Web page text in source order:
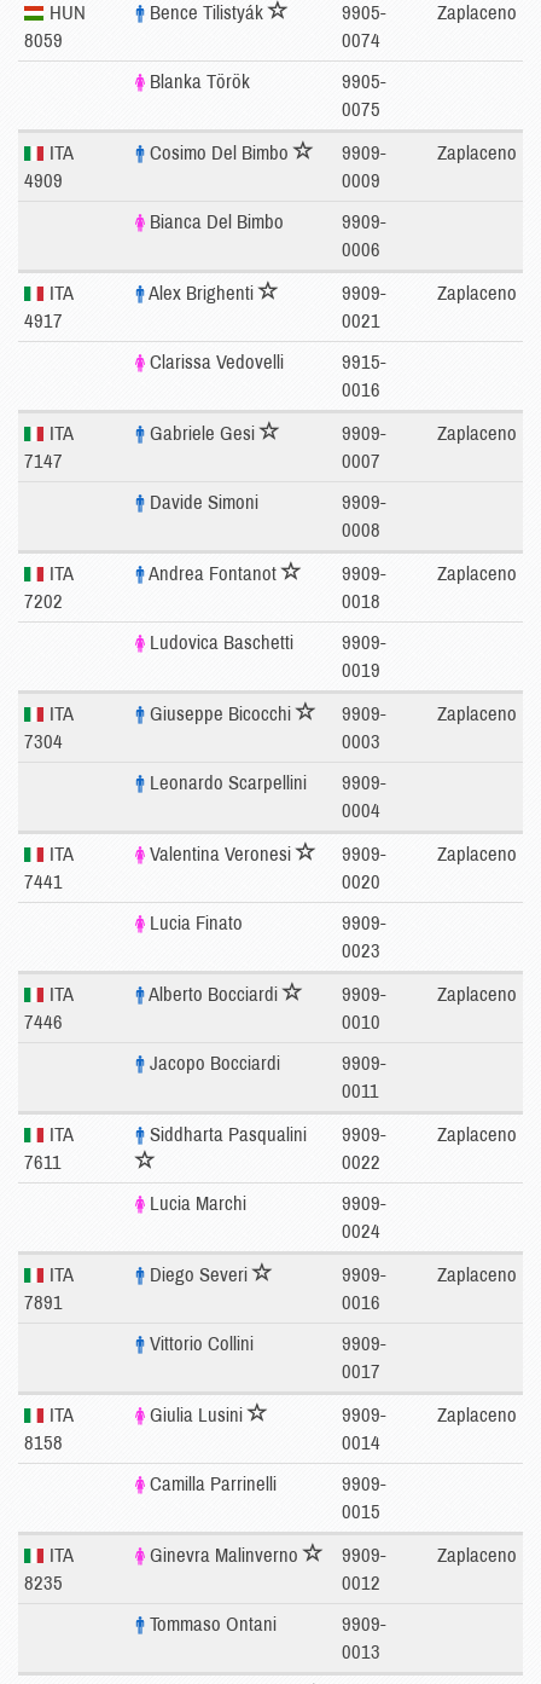
HUN
8059
Bence Tilistyák
9905-
0074
Zaplaceno
Blanka Török
9905-
0075
ITA
4909
Cosimo Del Bimbo
9909-
0009
Zaplaceno
Bianca Del Bimbo
9909-
0006
ITA
4917
Alex Brighenti
9909-
0021
Zaplaceno
Clarissa Vedovelli
9915-
0016
ITA
7147
Gabriele Gesi
9909-
0007
Zaplaceno
Davide Simoni
9909-
0008
ITA
7202
Andrea Fontanot
9909-
0018
Zaplaceno
Ludovica Baschetti
9909-
0019
ITA
7304
Giuseppe Bicocchi
9909-
0003
Zaplaceno
Leonardo Scarpellini
9909-
0004
ITA
7441
Valentina Veronesi
9909-
0020
Zaplaceno
Lucia Finato
9909-
0023
ITA
7446
Alberto Bocciardi
9909-
0010
Zaplaceno
Jacopo Bocciardi
9909-
0011
ITA
7611
Siddharta Pasqualini
9909-
0022
Zaplaceno
Lucia Marchi
9909-
0024
ITA
7891
Diego Severi
9909-
0016
Zaplaceno
Vittorio Collini
9909-
0017
ITA
8158
Giulia Lusini
9909-
0014
Zaplaceno
Camilla Parrinelli
9909-
0015
ITA
8235
Ginevra Malinverno
9909-
0012
Zaplaceno
Tommaso Ontani
9909-
0013